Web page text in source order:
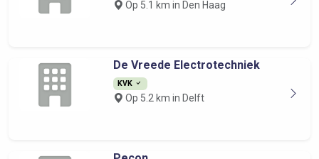
Op 5.1 km in Den Haag
De Vreede Electrotechniek
KVK
Op 5.2 km in Delft